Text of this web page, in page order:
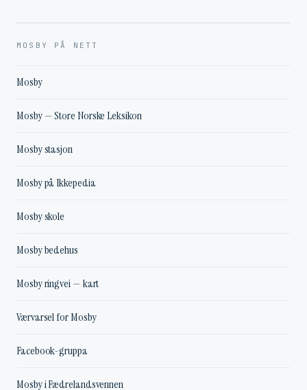
MOSBY PÅ NETT
Mosby
Mosby — Store Norske Leksikon
Mosby stasjon
Mosby på Ikkepedia
Mosby skole
Mosby bedehus
Mosby ringvei — kart
Værvarsel for Mosby
Facebook-gruppa
Mosby i Fædrelandsvennen